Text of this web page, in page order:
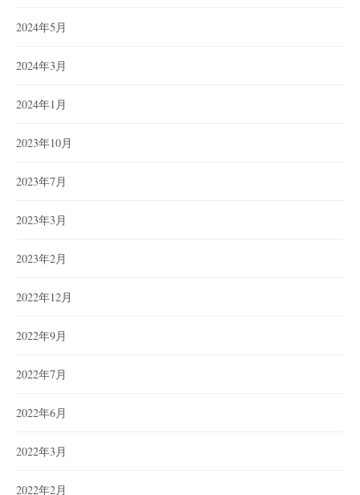
2024年5月
2024年3月
2024年1月
2023年10月
2023年7月
2023年3月
2023年2月
2022年12月
2022年9月
2022年7月
2022年6月
2022年3月
2022年2月